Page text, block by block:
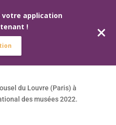
du Louvre (Paris) à
des musées 2022.
votre application
!